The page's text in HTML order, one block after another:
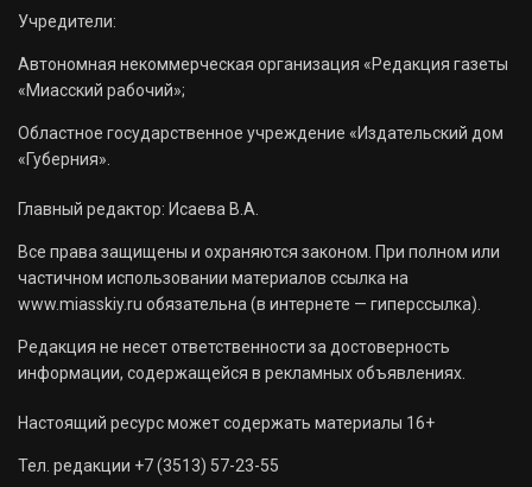
Учредители:
Автономная некоммерческая организация «Редакция газеты
«Миасский рабочий»;
Областное государственное учреждение «Издательский дом
«Губерния».
Главный редактор: Исаева В.А.
Все права защищены и охраняются законом. При полном или
частичном использовании материалов ссылка на
www.miasskiy.ru обязательна (в интернете — гиперссылка).
Редакция не несет ответственности за достоверность
информации, содержащейся в рекламных объявлениях.
Настоящий ресурс может содержать материалы 16+
Тел. редакции +7 (3513) 57-23-55